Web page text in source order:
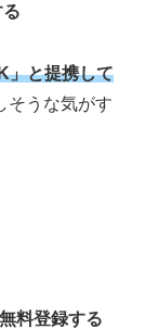
」と提携して
そうな気がす
無料登録する